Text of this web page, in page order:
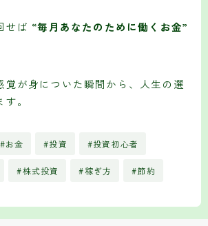
せば “毎月あなたのために働くお金”
覚が身についた瞬間から、人生の選
。
#お金 #投資 #投資初心者
#株式投資 #稼ぎ方 #節約